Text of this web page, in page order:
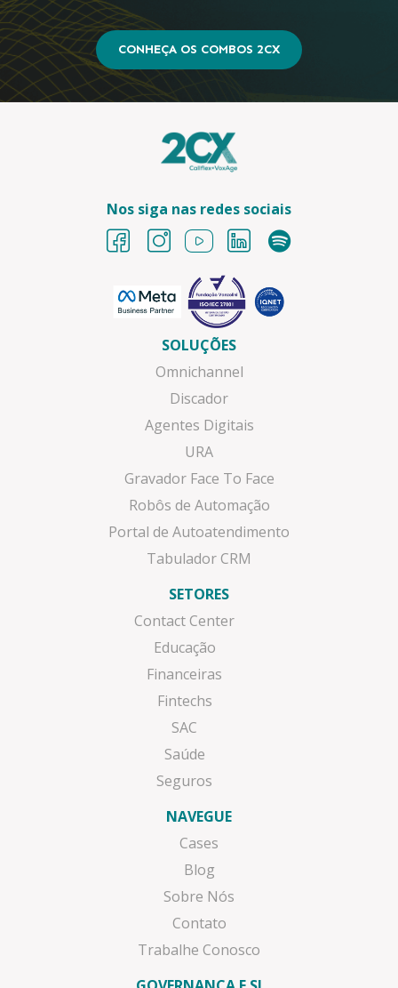
CONHEÇA OS COMBOS 2CX
Nos siga nas redes sociais
SOLUÇÕES
Omnichannel
Discador
Agentes Digitais
URA
Gravador Face To Face
Robôs de Automação
Portal de Autoatendimento
Tabulador CRM
SETORES
Contact Center
Educação
Financeiras
Fintechs
SAC
Saúde
Seguros
NAVEGUE
Cases
Blog
Sobre Nós
Contato
Trabalhe Conosco